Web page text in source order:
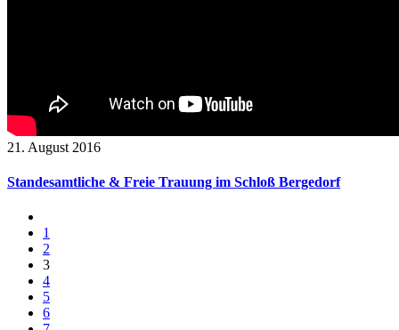
21. August 2016
Standesamtliche & Freie Trauung im Schloß Bergedorf
1
2
3
4
5
6